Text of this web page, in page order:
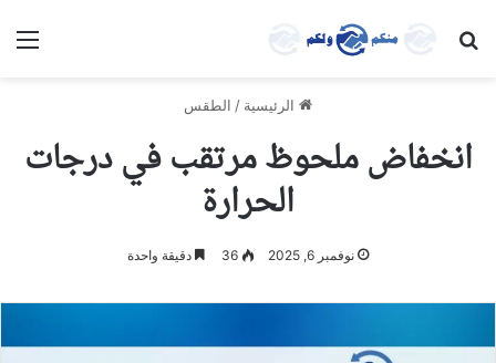
بحث عن
الرئيسية / الطقس
انخفاض ملحوظ مرتقب في درجات
الحرارة
نوفمبر 6, 2025 36 دقيقة واحدة